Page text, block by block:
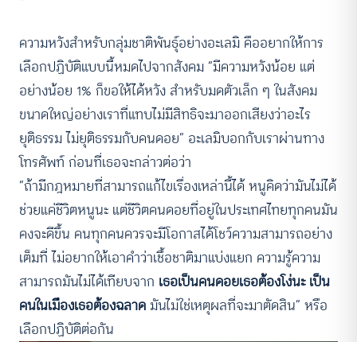
ความหวังสำหรับกลุ่มชาติพันธุ์อย่างอะเลมิ คืออยากให้การ
เลือกปฏิบัติแบบนี้หมดไปจากสังคม “มีความหวังน้อย แต่
อย่างน้อย 1% ก็ขอให้ได้หวัง สำหรับมดตัวเล็ก ๆ ในสังคม
ขนาดใหญ่อย่างเราที่แทบไม่มีสิทธิจะมาออกเสียงว่าอะไร
ยุติธรรม ไม่ยุติธรรมกับคนดอย” อะเลมิบอกกับเราผ่านทาง
โทรศัพท์ ก่อนที่เธอจะกล่าวต่อว่า
“ถ้ามีกฎหมายที่สามารถแก้ไขเรื่องเหล่านี้ได้ หนูคิดว่ามันไม่ได้
ช่วยแค่ชีวิตหนูนะ แต่ชีวิตคนดอยที่อยู่ในประเทศไทยทุกคนมัน
คงจะดีขึ้น คนทุกคนควรจะมีโอกาสได้โชว์ความสามารถอย่าง
เต็มที่ ไม่อยากให้เอาคำว่าเชื้อชาติมาแบ่งแยก ความรู้ความ
สามารถมันไม่ได้เทียบจาก เธอเป็นคนดอยเธอต้องโง่นะ เป็น
คนในเมืองเธอต้องฉลาด มันไม่ใช่เหตุผลที่จะมาตัดสิน” หรือ
เลือกปฏิบัติต่อกัน